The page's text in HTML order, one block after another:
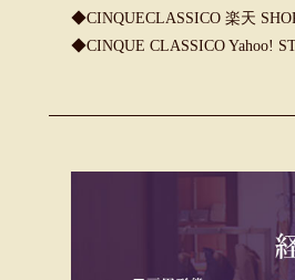
◆CINQUECLASSICO 楽天
◆CINQUE CLASSICO Yahoo!
2026・08・03 CLOSE-UP
Mario Doni【マリオ ドーニ】オ
2026・08・
HEREU【